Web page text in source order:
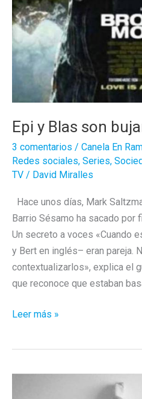
Epi y Blas son
3 comentarios / Canela En
Redes sociales, Series,
TV / David Miralles
Hace unos días, Mark
Barrio Sésamo ha sacado por
Un secreto a voces «Cuando
y Bert en inglés– eran pareja.
contextualizarlos», explica el
que reconoce que estaban
Epi
Leer más »